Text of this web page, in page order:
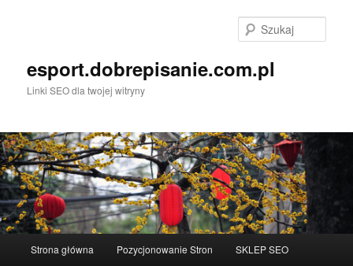
esport.dobrepisanie.com.pl
Linki SEO dla twojej witryny
Strona główna Pozycjonowanie Stron SKLEP SEO